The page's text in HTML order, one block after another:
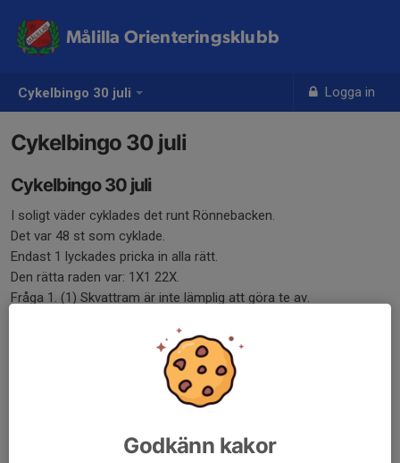
Cykelbingo 30 juli Logga in
Målilla Orienteringsklubb
Cykelbingo 30 juli
Cykelbingo 30 juli
I soligt väder cyklades det runt Rönnebacken.
Det var 48 st som cyklade.
Endast 1 lyckades pricka in alla rätt.
Den rätta raden var: 1X1 22X.
Fråga 1. (1) Skvattram är inte lämplig att göra te av.
3. (1) 7 140 besökte Speedway GP i Målilla 2025.
4. (2) Sagogänget kallar sig för Paw Patrol.
5. (2) Stjärntecknet Orion är uppkallad efter en mytologisk
Godkänn kakor